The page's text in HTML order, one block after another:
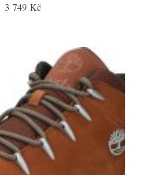
3 749 Kč